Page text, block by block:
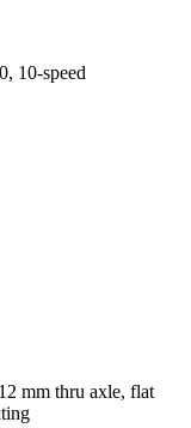
10-speed
mm thru axle, flat